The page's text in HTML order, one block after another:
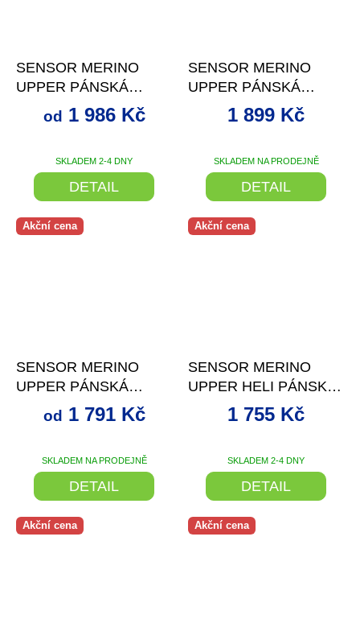
SENSOR MERINO
UPPER PÁNSKÁ
MIKINA CELOZIP MINT
BLUE
SKLADEM 2-4 DNY
od 1 986 Kč
DETAIL
SENSOR MERINO
UPPER PÁNSKÁ
MIKINA KRÁTKÝ ZIP
MODRÁ
SKLADEM NA PRODEJNĚ
1 899 Kč
DETAIL
Akční cena
SENSOR MERINO
UPPER PÁNSKÁ
MIKINA KRÁTKÝ ZIP
ČERNÁ
SKLADEM NA PRODEJNĚ
od 1 791 Kč
DETAIL
Akční cena
SENSOR MERINO
UPPER HELI PÁNSKÁ
MIKINA KLOKANKA
PORT RED
SKLADEM 2-4 DNY
1 755 Kč
DETAIL
Akční cena Akční cena